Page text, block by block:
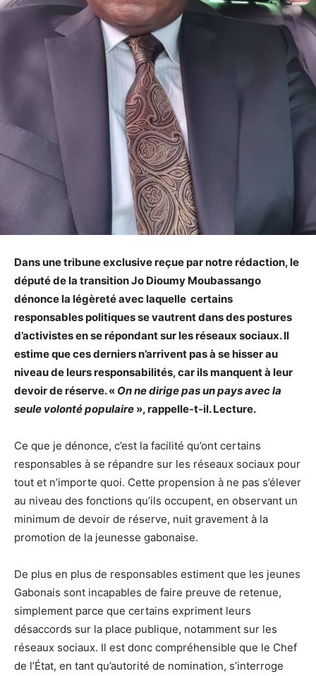
Dans une tribune exclusive reçue par notre rédaction, le
député de la transition Jo Dioumy Moubassango
dénonce la légèreté avec laquelle certains
responsables politiques se vautrent dans des postures
d’activistes en se répondant sur les réseaux sociaux. Il
estime que ces derniers n’arrivent pas à se hisser au
niveau de leurs responsabilités, car ils manquent à leur
devoir de réserve. « On ne dirige pas un pays avec la
seule volonté populaire », rappelle-t-il. Lecture.
Ce que je dénonce, c’est la facilité qu’ont certains
responsables à se répandre sur les réseaux sociaux pour
tout et n’importe quoi. Cette propension à ne pas s’élever
au niveau des fonctions qu’ils occupent, en observant un
minimum de devoir de réserve, nuit gravement à la
promotion de la jeunesse gabonaise.
De plus en plus de responsables estiment que les jeunes
Gabonais sont incapables de faire preuve de retenue,
simplement parce que certains expriment leurs
désaccords sur la place publique, notamment sur les
réseaux sociaux. Il est donc compréhensible que le Chef
de l’État, en tant qu’autorité de nomination, s’interroge